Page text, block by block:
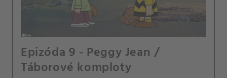
Epizóda 9 - Peggy Jean /
Táborové komploty